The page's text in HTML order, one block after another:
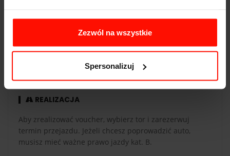
Zezwól na wszystkie
Spersonalizuj
WAŻNOŚĆ
Voucher jest ważny 365 dni od daty zakupu. Voucher
opłacony kartą podarunkową ma taką samą ważność co
REALIZACJA
Aby zrealizować voucher, wybierz tor i zarezerwuj
termin przejazdu. Jeżeli chcesz poprowadzić auto,
musisz mieć ważne prawo jazdy kat. B.